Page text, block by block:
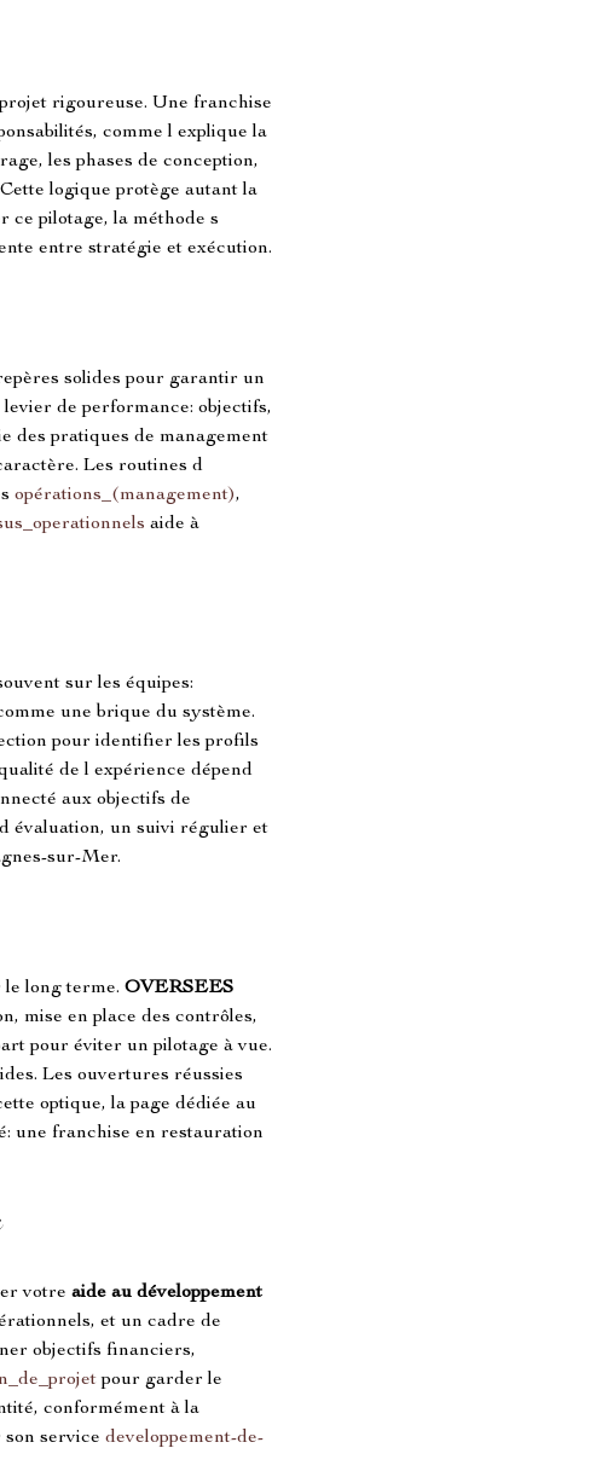
rigoureuse. Une franchise
comme l explique la
les phases de conception,
logique protège autant la
ce pilotage, la méthode s
entre stratégie et exécution.
solides pour garantir un
de performance: objectifs,
des pratiques de management
Les routines d
opérations_(management),
aide à
sur les équipes:
une brique du système.
pour identifier les profils
de l expérience dépend
aux objectifs de
évaluation, un suivi régulier et
sur-Mer.
long terme. OVERSEES
mise en place des contrôles,
pour éviter un pilotage à vue.
Les ouvertures réussies
optique, la page dédiée au
une franchise en restauration
votre aide au développement
et un cadre de
objectifs financiers,
pour garder le
conformément à la
service developpement-de-